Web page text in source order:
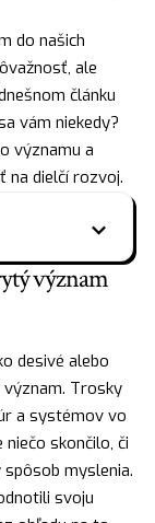
do našich
ale
článku
vám niekedy?
významu a
na dielčí rozvoj.
význam
desivé alebo
význam. Trosky
a systémov vo
skončilo, či
myslenia.
svoju